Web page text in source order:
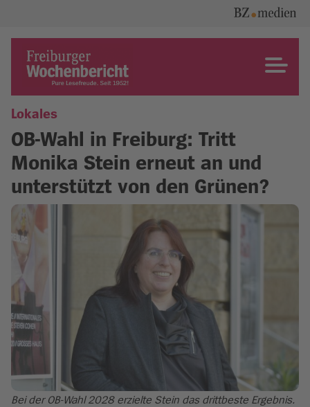
content
Freiburger Wochenbericht
Lokales
OB-Wahl in Freiburg: Tritt
Monika Stein erneut an und
unterstützt von den Grünen?
Bei der OB-Wahl 2028 erzielte Stein das drittbeste Ergebnis.